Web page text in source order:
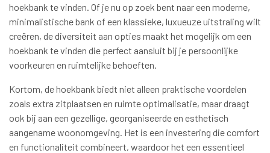
hoekbank te vinden. Of je nu op zoek bent naar een moderne,
minimalistische bank of een klassieke, luxueuze uitstraling wilt
creëren, de diversiteit aan opties maakt het mogelijk om een
hoekbank te vinden die perfect aansluit bij je persoonlijke
voorkeuren en ruimtelijke behoeften.
Kortom, de hoekbank biedt niet alleen praktische voordelen
zoals extra zitplaatsen en ruimte optimalisatie, maar draagt
ook bij aan een gezellige, georganiseerde en esthetisch
aangename woonomgeving. Het is een investering die comfort
en functionaliteit combineert, waardoor het een essentieel